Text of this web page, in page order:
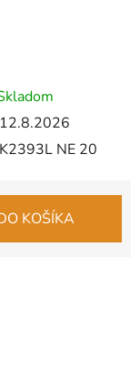
12.8.2026
K2393L NE 20
KOŠÍKA